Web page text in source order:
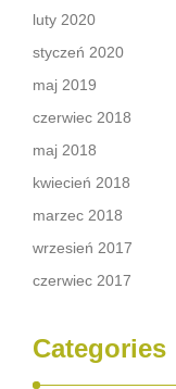
luty 2020
styczeń 2020
maj 2019
czerwiec 2018
maj 2018
kwiecień 2018
marzec 2018
wrzesień 2017
czerwiec 2017
Categories